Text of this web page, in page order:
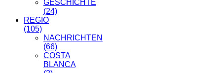
GESCHICHTE
(24)
REGIO
(105)
NACHRICHTEN
(66)
COSTA
BLANCA